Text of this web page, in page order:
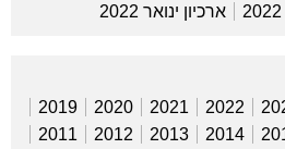
ארכיון ינואר 2022
2022
2021
2020
2019
2014
2013
2012
2011